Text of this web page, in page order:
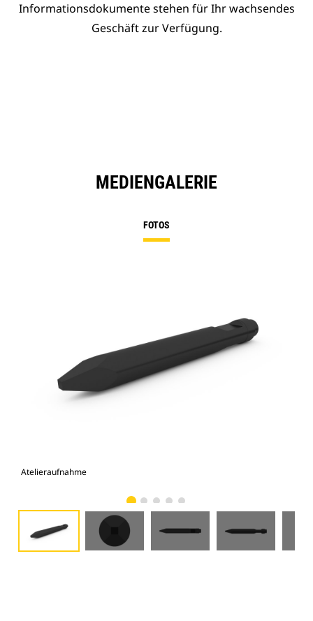
Informationsdokumente stehen für Ihr wachsendes
Geschäft zur Verfügung.
MEDIENGALERIE
FOTOS
Atelieraufnahme